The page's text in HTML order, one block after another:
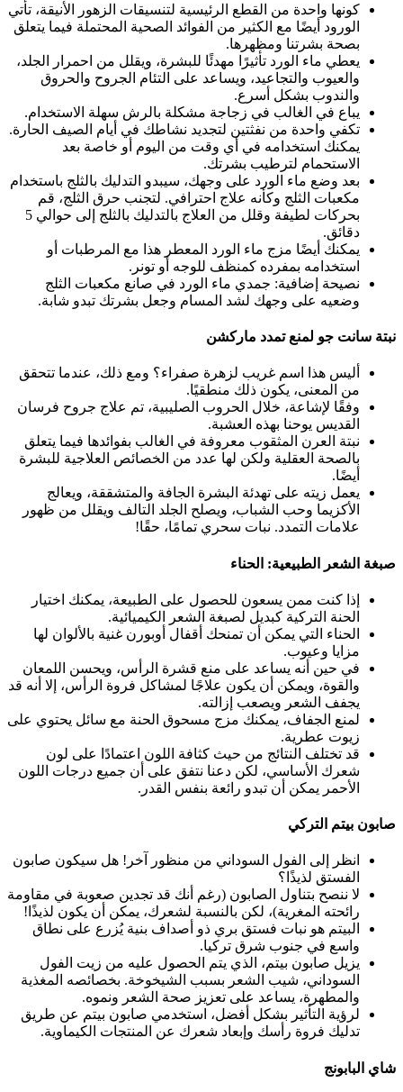
كونها واحدة من القطع الرئيسية لتنسيقات الزهور الأنيقة، تأتي
الورود أيضًا مع الكثير من الفوائد الصحية المحتملة فيما يتعلق
بصحة بشرتنا ومظهرها.
يعطي ماء الورد تأثيرًا مهدئًا للبشرة، ويقلل من احمرار الجلد،
والعيوب والتجاعيد، ويساعد على التئام الجروح والحروق
والندوب بشكل أسرع.
يباع في الغالب في زجاجة مشكلة بالرش سهلة الاستخدام.
تكفي واحدة من نفثتين لتجديد نشاطك في أيام الصيف الحارة.
يمكنك استخدامه في أي وقت من اليوم أو خاصة بعد
الاستحمام لترطيب بشرتك.
بعد وضع ماء الورد على وجهك، سيبدو التدليك بالثلج باستخدام
مكعبات الثلج وكأنه علاج احترافي. لتجنب حرق الثلج، قم
بحركات لطيفة وقلل من العلاج بالتدليك بالثلج إلى حوالي 5
دقائق.
يمكنك أيضًا مزج ماء الورد المعطر هذا مع المرطبات أو
استخدامه بمفرده كمنظف للوجه أو تونر.
نصيحة إضافية: جمدي ماء الورد في صانع مكعبات الثلج
وضعيه على وجهك لشد المسام وجعل بشرتك تبدو شابة.
نبتة سانت جو لمنع تمدد ماركشن
أليس هذا اسم غريب لزهرة صفراء؟ ومع ذلك، عندما تتحقق
من المعنى، يكون ذلك منطقيًا.
وفقًا لإشاعة، خلال الحروب الصليبية، تم علاج جروح فرسان
القديس يوحنا بهذه العشبة.
نبتة العرن المثقوب معروفة في الغالب بفوائدها فيما يتعلق
بالصحة العقلية ولكن لها عدد من الخصائص العلاجية للبشرة
أيضًا.
يعمل زيته على تهدئة البشرة الجافة والمتشققة، ويعالج
الأكزيما وحب الشباب، ويصلح الجلد التالف ويقلل من ظهور
علامات التمدد. نبات سحري تمامًا، حقًا!
صبغة الشعر الطبيعية: الحناء
إذا كنت ممن يسعون للحصول على الطبيعة، يمكنك اختيار
الحنة التركية كبديل لصبغة الشعر الكيميائية.
الحناء التي يمكن أن تمنحك أقفال أوبورن غنية بالألوان لها
مزايا وعيوب.
في حين أنه يساعد على منع قشرة الرأس، ويحسن اللمعان
والقوة، ويمكن أن يكون علاجًا لمشاكل فروة الرأس، إلا أنه قد
يجفف الشعر ويصعب إزالته.
لمنع الجفاف، يمكنك مزج مسحوق الحنة مع سائل يحتوي على
زيوت عطرية.
قد تختلف النتائج من حيث كثافة اللون اعتمادًا على لون
شعرك الأساسي، لكن دعنا نتفق على أن جميع درجات اللون
الأحمر يمكن أن تبدو رائعة بنفس القدر.
صابون بيتم التركي
انظر إلى الفول السوداني من منظور آخر! هل سيكون صابون
الفستق لذيذًا؟
لا ننصح بتناول الصابون (رغم أنك قد تجدين صعوبة في مقاومة
رائحته المغرية)، لكن بالنسبة لشعرك، يمكن أن يكون لذيذًا!
البيتم هو نبات فستق بري ذو أصداف بنية يُزرع على نطاق
واسع في جنوب شرق تركيا.
يزيل صابون بيتم، الذي يتم الحصول عليه من زيت الفول
السوداني، شيب الشعر بسبب الشيخوخة. بخصائصه المغذية
والمطهرة، يساعد على تعزيز صحة الشعر ونموه.
لرؤية التأثير بشكل أفضل، استخدمي صابون بيتم عن طريق
تدليك فروة رأسك وإبعاد شعرك عن المنتجات الكيماوية.
شاي البابونج